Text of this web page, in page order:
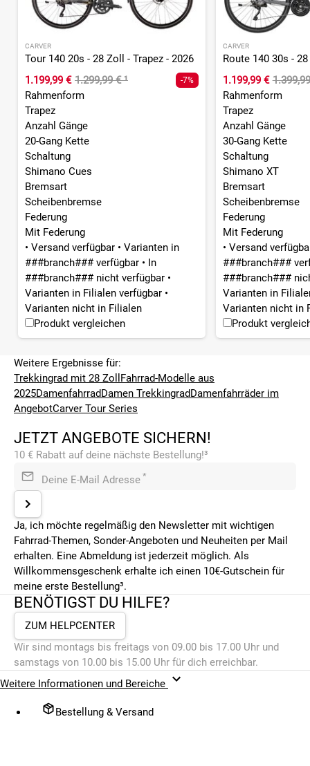
CARVER
Tour 140 20s - 28 Zoll - Trapez - 2026
1.199,99 € 1.299,99 €¹ -7%
Rahmenform
Trapez
Anzahl Gänge
20-Gang Kette
Schaltung
Shimano Cues
Bremsart
Scheibenbremse
Federung
Mit Federung
• Versand verfügbar • Varianten in
###branch### verfügbar • In
###branch### nicht verfügbar •
Varianten in Filialen verfügbar •
Varianten nicht in Filialen
Produkt vergleichen
CARVER
Route 140 30s -
1.199,99 €
Rahmenform
Trapez
Anzahl Gänge
30-Gang Kette
Schaltung
Shimano XT
Bremsart
Scheibenbremse
Federung
Mit Federung
• Versand
###branch###
###branch###
Varianten in
Varianten nicht in
Produkt
Weitere Ergebnisse für:
Trekkingrad mit 28 Zoll Fahrrad-Modelle aus
2025DamenfahrradDamen TrekkingradDamenfahrräder im
AngebotCarver Tour Series
JETZT ANGEBOTE SICHERN!
10 € Rabatt auf deine nächste Bestellung!³
Deine E-Mail Adresse *
Ja, ich möchte regelmäßig den Newsletter mit wichtigen
Fahrrad-Themen, Sonder-Angeboten und Neuheiten per Mail
erhalten. Eine Abmeldung ist jederzeit möglich. Als
Willkommensgeschenk erhalte ich einen 10€-Gutschein für
meine erste Bestellung³.
BENÖTIGST DU HILFE?
ZUM HELPCENTER
Wir sind montags bis freitags von 09.00 bis 17.00 Uhr und
samstags von 10.00 bis 15.00 Uhr für dich erreichbar.
Weitere Informationen und Bereiche
Bestellung & Versand